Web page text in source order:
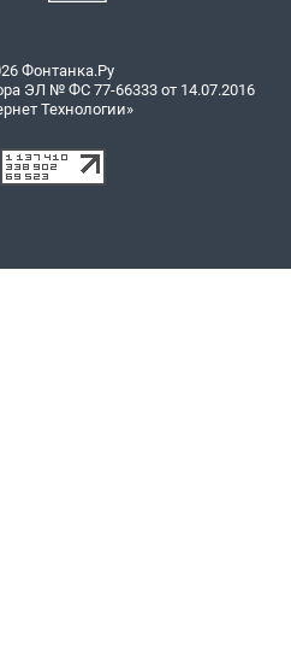
Фонтанка.Ру
ЭЛ № ФС 77-66333 от 14.07.2016
Технологии»